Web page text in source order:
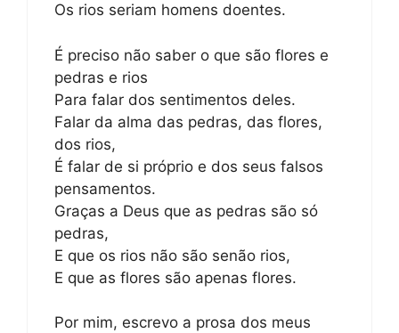
Os rios seriam homens doentes.
É preciso não saber o que são flores e
pedras e rios
Para falar dos sentimentos deles.
Falar da alma das pedras, das flores,
dos rios,
É falar de si próprio e dos seus falsos
pensamentos.
Graças a Deus que as pedras são só
pedras,
E que os rios não são senão rios,
E que as flores são apenas flores.
Por mim, escrevo a prosa dos meus